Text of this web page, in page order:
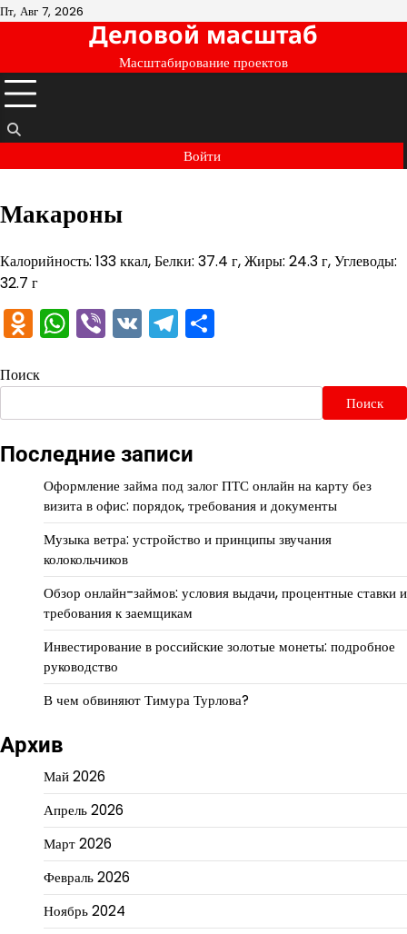
Перейти
Пт, Авг 7, 2026
Деловой масштаб
Масштабирование проектов
Войти
Макароны
Калорийность: 133 ккал, Белки: 37.4 г, Жиры: 24.3 г, Углеводы:
32.7 г
Odnoklassniki
WhatsApp
Viber
VKTelegram
Поиск
Поиск
Последние записи
Оформление займа под залог ПТС онлайн на карту без
визита в офис: порядок, требования и документы
Музыка ветра: устройство и принципы звучания
колокольчиков
Обзор онлайн-займов: условия выдачи, процентные ставки и
требования к заемщикам
Инвестирование в российские золотые монеты: подробное
руководство
В чем обвиняют Тимура Турлова?
Архив
Май 2026
Апрель 2026
Март 2026
Февраль 2026
Ноябрь 2024